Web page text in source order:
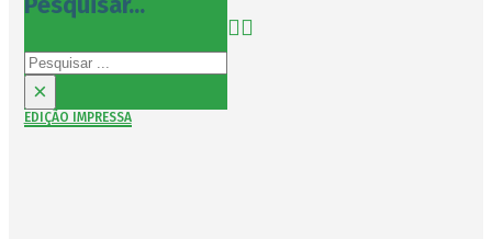
Pesquisar
×
EDIÇÃO IMPRESSA